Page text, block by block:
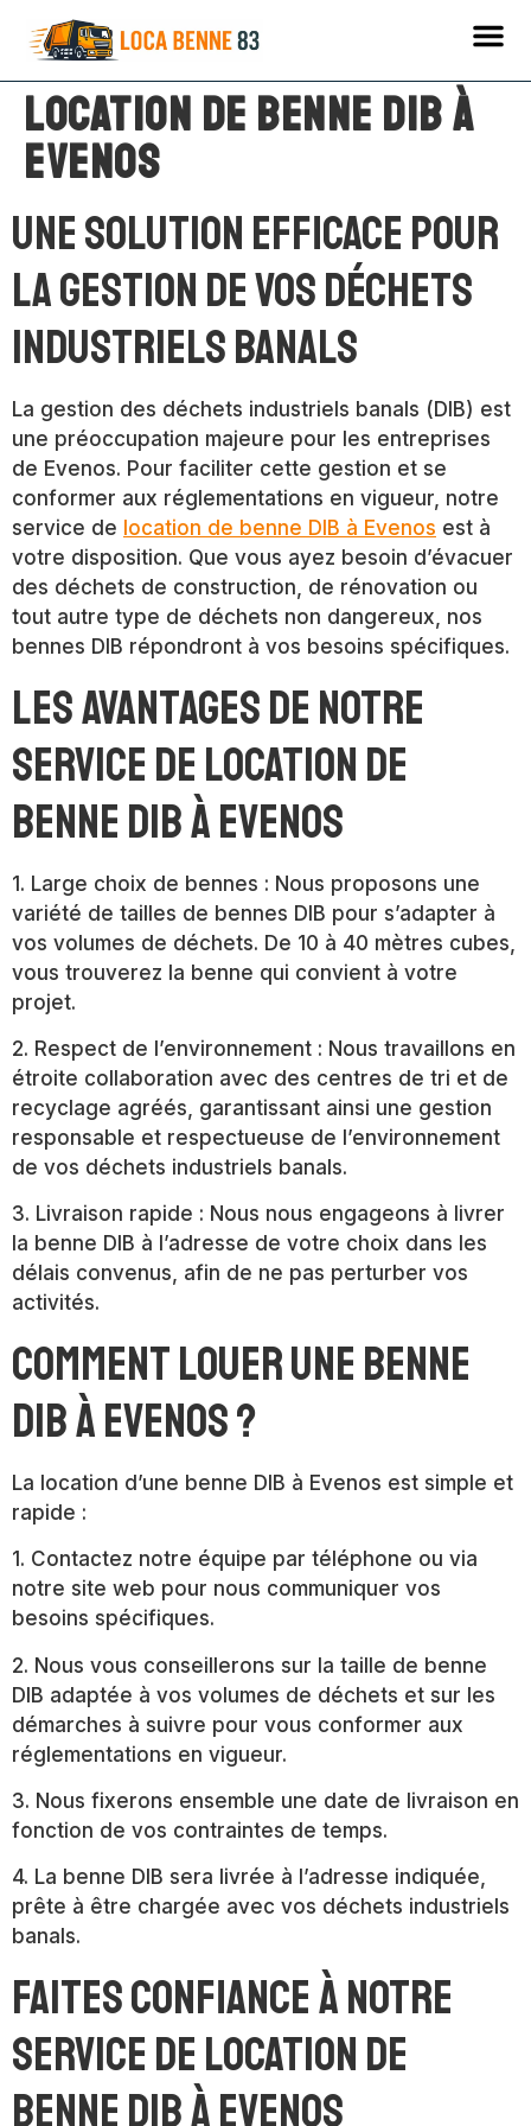
Location de benne DIB à
Evenos
Une solution efficace pour
la gestion de vos déchets
industriels banals
La gestion des déchets industriels banals (DIB) est
une préoccupation majeure pour les entreprises
de Evenos. Pour faciliter cette gestion et se
conformer aux réglementations en vigueur, notre
service de location de benne DIB à Evenos est à
votre disposition. Que vous ayez besoin d’évacuer
des déchets de construction, de rénovation ou
tout autre type de déchets non dangereux, nos
bennes DIB répondront à vos besoins spécifiques.
Les avantages de notre
service de location de
benne DIB à Evenos
1. Large choix de bennes : Nous proposons une
variété de tailles de bennes DIB pour s’adapter à
vos volumes de déchets. De 10 à 40 mètres cubes,
vous trouverez la benne qui convient à votre
projet.
2. Respect de l’environnement : Nous travaillons en
étroite collaboration avec des centres de tri et de
recyclage agréés, garantissant ainsi une gestion
responsable et respectueuse de l’environnement
de vos déchets industriels banals.
3. Livraison rapide : Nous nous engageons à livrer
la benne DIB à l’adresse de votre choix dans les
délais convenus, afin de ne pas perturber vos
activités.
Comment louer une benne
DIB à Evenos ?
La location d’une benne DIB à Evenos est simple et
rapide :
1. Contactez notre équipe par téléphone ou via
notre site web pour nous communiquer vos
besoins spécifiques.
2. Nous vous conseillerons sur la taille de benne
DIB adaptée à vos volumes de déchets et sur les
démarches à suivre pour vous conformer aux
réglementations en vigueur.
3. Nous fixerons ensemble une date de livraison en
fonction de vos contraintes de temps.
4. La benne DIB sera livrée à l’adresse indiquée,
prête à être chargée avec vos déchets industriels
banals.
Faites confiance à notre
service de location de
benne DIB à Evenos